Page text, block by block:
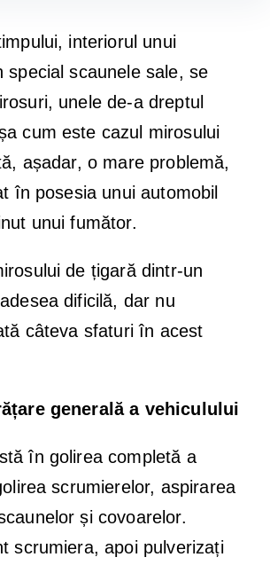
interiorul unui
special scaunele sale, se
unele de-a dreptul
cum este cazul mirosului
așadar, o mare problemă,
în posesia unui automobil
unui fumător.
de țigară dintr-un
dificilă, dar nu
câteva sfaturi în acest
generală a vehiculului
în golirea completă a
scrumierelor, aspirarea
și covoarelor.
scrumiera, apoi pulverizați